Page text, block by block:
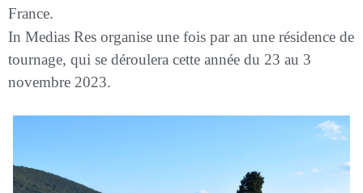
France.
In Medias Res organise une fois par an une résidence de
tournage, qui se déroulera cette année du 23 au 3
novembre 2023.